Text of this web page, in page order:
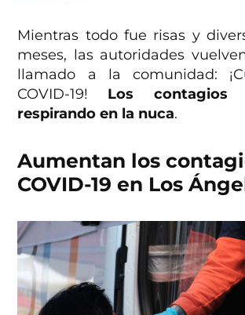
Mientras todo fue risas y
meses, las autoridades
llamado a la comunidad:
COVID-19! Los contagios
respirando en la nuca.
Aumentan los
COVID-19 en Los